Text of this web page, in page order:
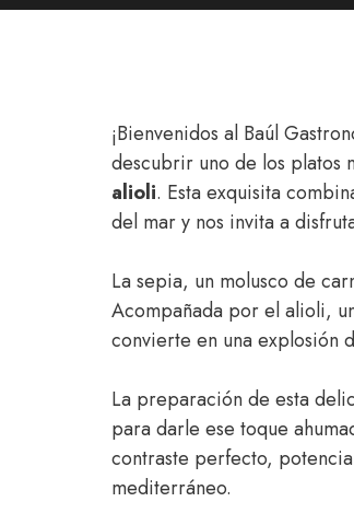
¡Bienvenidos al Baúl
descubrir uno de los platos
alioli. Esta exquisita
del mar y nos invita a
La sepia, un molusco de
Acompañada por el alioli,
convierte en una explosión
La preparación de esta
para darle ese toque
contraste perfecto,
mediterráneo.